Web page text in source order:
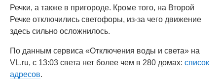
Речки, а также в пригороде. Кроме того, на Второй
Речке отключились светофоры, из-за чего движение
здесь сильно осложнилось.
По данным сервиса «Отключения воды и света» на
VL.ru, с 13:03 света нет более чем в 280 домах: список
адресов.